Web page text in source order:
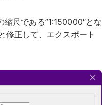
尺である”1:150000″とな
修正して、エクスポート